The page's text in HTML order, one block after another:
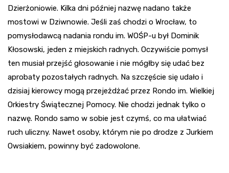
Dzierżoniowie. Kilka dni później nazwę nadano także
mostowi w Dziwnowie. Jeśli zaś chodzi o Wrocław, to
pomysłodawcą nadania rondu im. WOŚP-u był Dominik
Kłosowski, jeden z miejskich radnych. Oczywiście pomysł
ten musiał przejść głosowanie i nie mógłby się udać bez
aprobaty pozostałych radnych. Na szczęście się udało i
dzisiaj kierowcy mogą przejeżdżać przez Rondo im. Wielkiej
Orkiestry Świątecznej Pomocy. Nie chodzi jednak tylko o
nazwę. Rondo samo w sobie jest czymś, co ma ułatwiać
ruch uliczny. Nawet osoby, którym nie po drodze z Jurkiem
Owsiakiem, powinny być zadowolone.